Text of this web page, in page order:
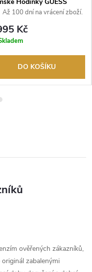
Hodinky GUESS
Až 100 dní na vrácení zboží.
prodejce.
Kč
DO KOŠÍKU
ověřených zákazníků,
zabalenými